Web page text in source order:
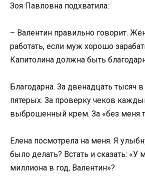
Зоя Павловна подхватила:
– Валентин правильно говорит.
работать, если муж хорошо
Капитолина должна быть
Благодарна. За двенадцать тысяч
пятерых. За проверку чеков
выброшенный крем. За «без меня
Елена посмотрела на меня. Я
было делать? Встать и сказать: «У
миллиона в год, Валентин»?